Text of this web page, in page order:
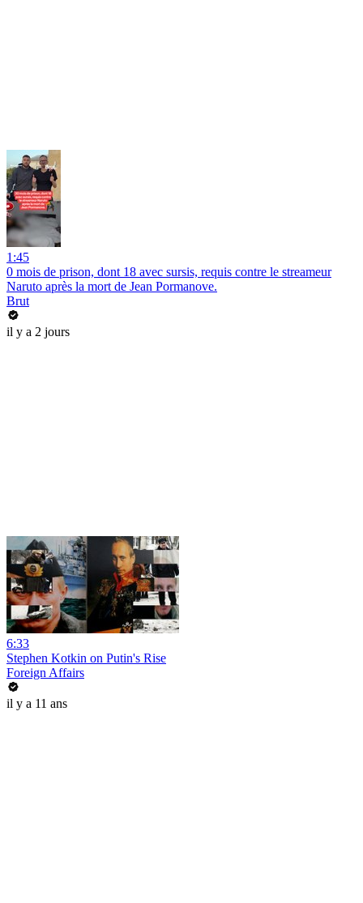
1:45
0 mois de prison, dont 18 avec sursis, requis contre le streameur
Naruto après la mort de Jean Pormanove.
Brut
il y a 2 jours
6:33
Stephen Kotkin on Putin's Rise
Foreign Affairs
il y a 11 ans